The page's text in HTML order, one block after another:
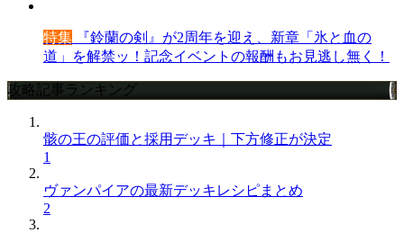
特集 『鈴蘭の剣』が2周年を迎え、新章「氷と血の
道」を解禁ッ！記念イベントの報酬もお見逃し無く！
攻略記事ランキング
骸の王の評価と採用デッキ｜下方修正が決定
1
ヴァンパイアの最新デッキレシピまとめ
2